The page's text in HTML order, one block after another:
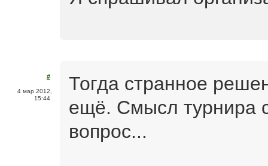
#
4 мар 2012,
15:44
Тогда странное
ещё. Смысл турнира
вопрос...